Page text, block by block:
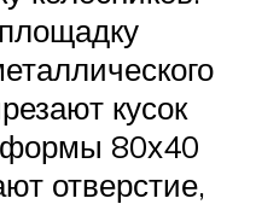
кусок
формы 80х40
отверстие,